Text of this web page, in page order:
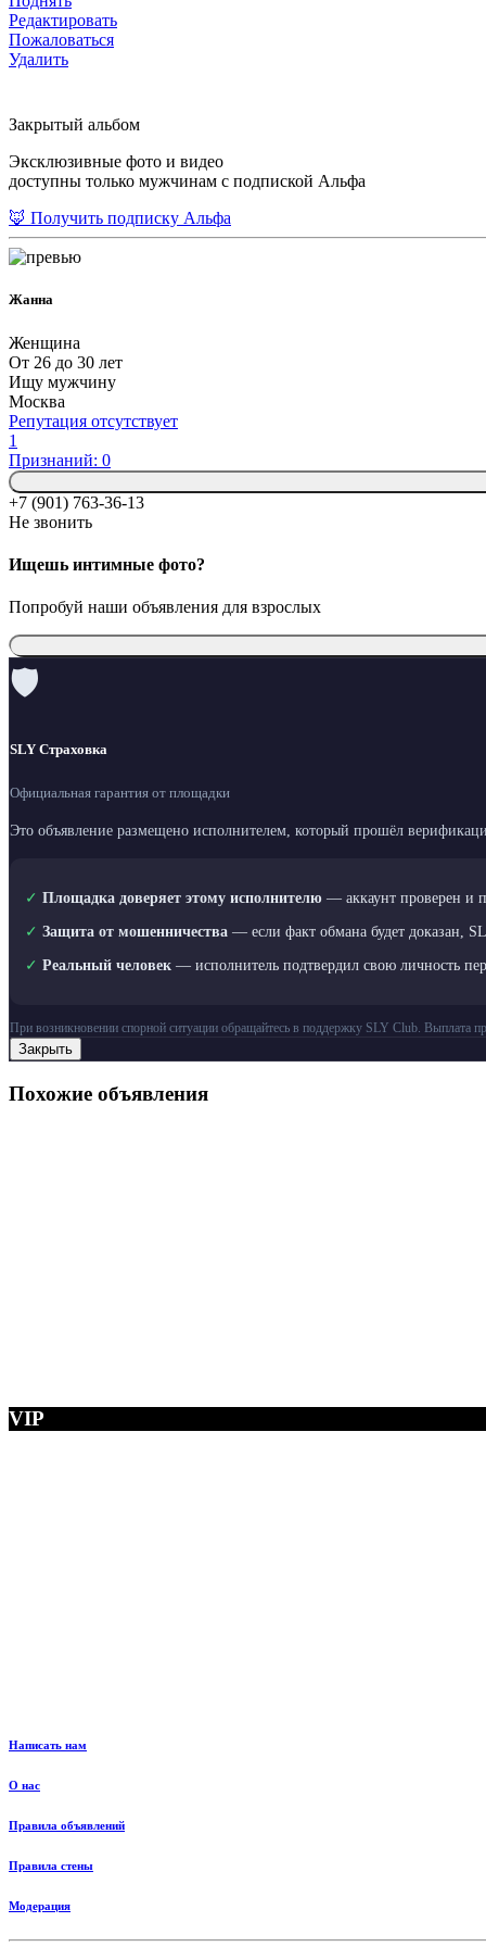
Редактировать
Пожаловаться
Удалить
Закрытый альбом
Эксклюзивные фото и видео
доступны только мужчинам с подпиской Альфа
🦊 Получить подписку Альфа
Жанна
Женщина
От 26 до 30 лет
Ищу мужчину
Москва
Репутация отсутствует
1
Признаний: 0
+7 (901) 763-36-13
Не звонить
Ищешь интимные фото?
Попробуй наши объявления для взрослых
🛡
SLY Страховка
Официальная гарантия от площадки
Это объявление размещено исполнителем, который прошёл
✓ Площадка доверяет этому исполнителю — аккаунт проверен и
✓ Защита от мошенничества — если факт обмана будет доказан,
✓ Реальный человек — исполнитель подтвердил свою личность
При возникновении спорной ситуации обращайтесь в поддержку SLY Club. Выплата
Закрыть
Похожие объявления
VIP
Написать нам
О нас
Правила объявлений
Правила стены
Модерация